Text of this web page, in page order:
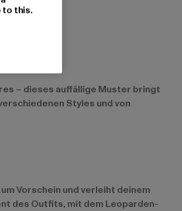
– dieses auffällige Muster bringt
Styles und von
Vorschein und verleiht deinem
des Outfits, mit dem Leoparden-
to this.